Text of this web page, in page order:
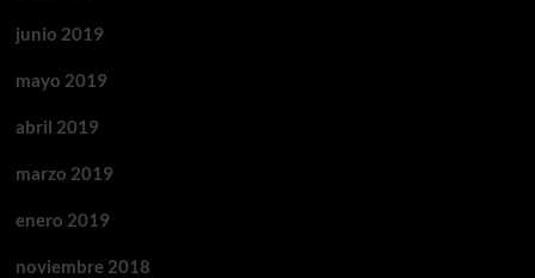
junio 2019
mayo 2019
abril 2019
marzo 2019
enero 2019
noviembre 2018